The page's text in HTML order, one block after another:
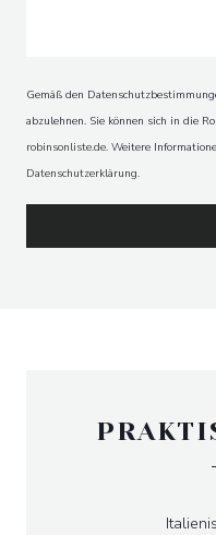
Gemäß den
abzulehnen. Sie können sich in die
robinsonliste.de. Weitere
Datenschutzerklärung.